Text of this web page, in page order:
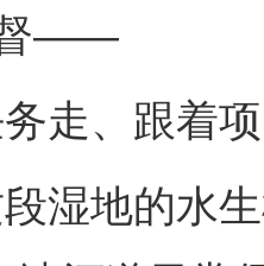
——
、跟着项
地的水生